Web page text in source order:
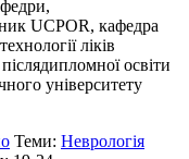
UCPOR, кафедра
ліків
освіти
університету
Теми: Неврологія